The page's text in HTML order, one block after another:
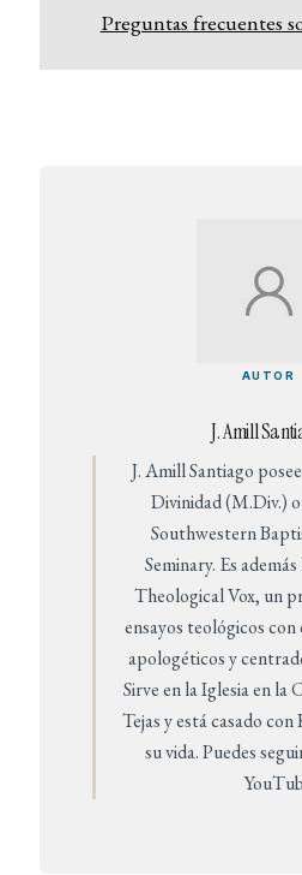
Preguntas frecuentes
AUTOR
J. Amill
J. Amill Santiago
Divinidad (M.Div.)
Southwestern
Seminary. Es
Theological Vox, un
ensayos teológicos
apologéticos y
Sirve en la Iglesia en la
Tejas y está casado
su vida. Puedes